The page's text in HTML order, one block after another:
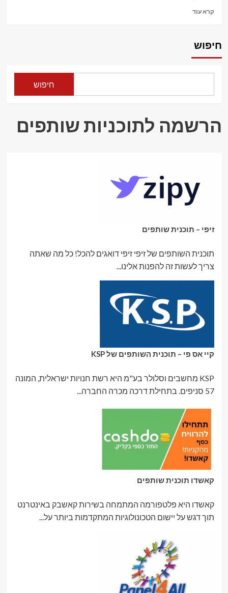
קרא עודRead
אלפי
חיפוש
חיפוש
הרשמה לתוכניות שותפים
זיפי – תוכנית שותפים
תוכנית השותפים של זיפי זיפי דואגים להכל! כל מה שאתה
צריך לעשות זה להפנות אלינו...
קיי אס פי – תוכנית השותפים של KSP
KSP מחשבים וסלולר בע"מ היא רשת חנויות ישראלית, המונה
57 סניפים. בתחילת דרכה מכרה החברה...
קאשדו תוכנית שותפים
קאשדו היא פלטפורמה המתמחה בשירות קאשבק באינטרנט
תוך דגש על יישום הטכונולוגיות המתקדמות ביותר על...